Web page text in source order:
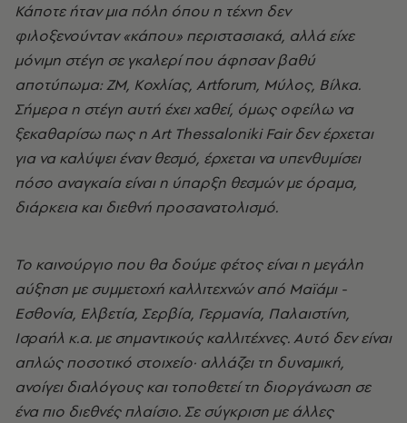
Κάποτε ήταν μια πόλη όπου η τέχνη δεν
φιλοξενούνταν «κάπου» περιστασιακά, αλλά είχε
μόνιμη στέγη σε γκαλερί που άφησαν βαθύ
αποτύπωμα: ΖΜ, Κοχλίας, Artforum, Μύλος, Βίλκα.
Σήμερα η στέγη αυτή έχει χαθεί, όμως οφείλω να
ξεκαθαρίσω πως η Art Thessaloniki Fair δεν έρχεται
για να καλύψει έναν θεσμό, έρχεται να υπενθυμίσει
πόσο αναγκαία είναι η ύπαρξη θεσμών με όραμα,
διάρκεια και διεθνή προσανατολισμό.
Το καινούργιο που θα δούμε φέτος είναι η μεγάλη
αύξηση με συμμετοχή καλλιτεχνών από Μαϊάμι -
Εσθονία, Ελβετία, Σερβία, Γερμανία, Παλαιστίνη,
Ισραήλ κ.α. με σημαντικούς καλλιτέχνες. Αυτό δεν είναι
απλώς ποσοτικό στοιχείο· αλλάζει τη δυναμική,
ανοίγει διαλόγους και τοποθετεί τη διοργάνωση σε
ένα πιο διεθνές πλαίσιο. Σε σύγκριση με άλλες